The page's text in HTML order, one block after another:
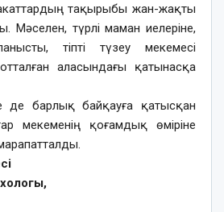
тақырыбы жан-жақты
Мәселен, түрлі маман иелеріне,
тіпті түзеу мекемесі
аласындағы қатынасқа
де барлық байқауға қатысқан
мекеменің қоғамдық өміріне